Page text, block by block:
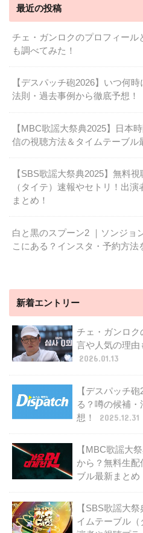
最近の投稿
チェ・ガンロクのプロフィール
も調べてみた！
【デスパッチ砲2026】いつ何
法則・過去事例から徹底予想！
【MBC歌謡大祭典2025】日本
信の視聴方法＆タイムテーブル
【SBS歌謡大祭典2025】無料
（タイテ）速報やセトリ！出
まとめ！
白と黒のスプーン2 ｜ソンジョ
こにある？インスタ・予約方法
新着エントリー
チェ・ガンロク
言や人気の理由
2026.01.13
【デスパッチ
る？噂の候補
想！
2025.12.31
【MBC歌謡大
から？無料生
ブル最新まとめ
【SBS歌謡大
イムテーブル（